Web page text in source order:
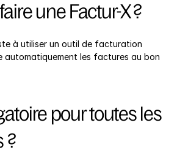
une Factur-X ?
à utiliser un outil de facturation
automatiquement les factures au bon
pour toutes les
?